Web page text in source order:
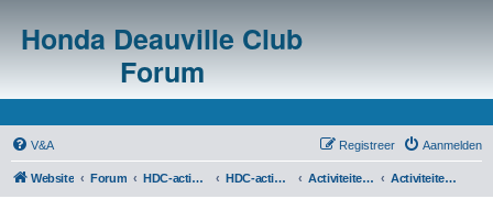
Honda Deauville Club
Forum
V&A Aanmelden
Registreer
Website Forum HDC-activiteiten HDC-activiteitenoverzicht en agenda's Activiteiten voorgaande jaren Activiteiten 2018